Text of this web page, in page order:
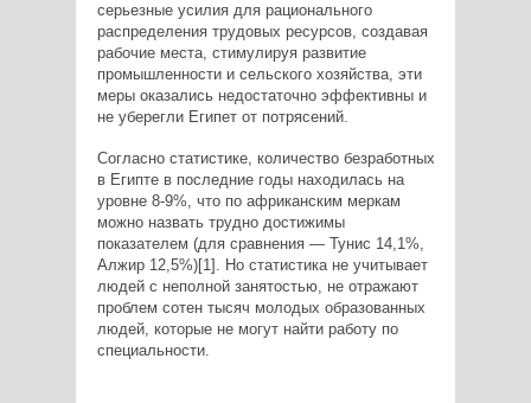
серьезные усилия для рационального
распределения трудовых ресурсов, создавая
рабочие места, стимулируя развитие
промышленности и сельского хозяйства, эти
меры оказались недостаточно эффективны и
не уберегли Египет от потрясений.
Согласно статистике, количество безработных
в Египте в последние годы находилась на
уровне 8-9%, что по африканским меркам
можно назвать трудно достижимы
показателем (для сравнения — Тунис 14,1%,
Алжир 12,5%)[1]. Но статистика не учитывает
людей с неполной занятостью, не отражают
проблем сотен тысяч молодых образованных
людей, которые не могут найти работу по
специальности.